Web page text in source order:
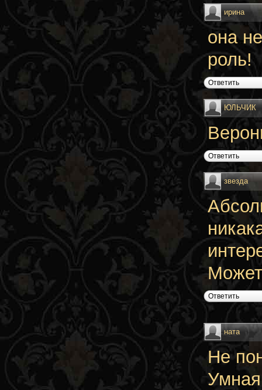
ирина
она
роль!
Ответить
ЮЛЬЧИК
Ответить
звезда
Ответить
ната
Не